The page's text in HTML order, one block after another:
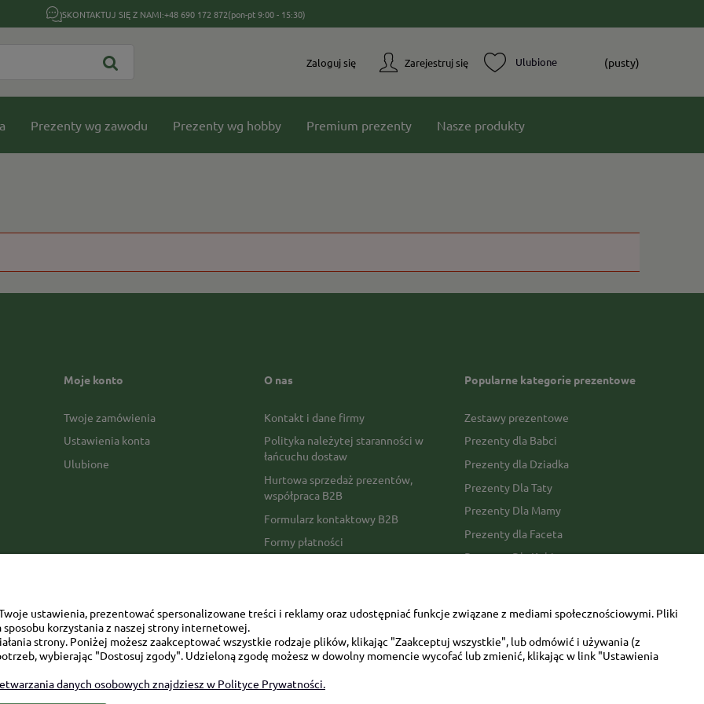
SKONTAKTUJ SIĘ Z NAMI:+48 690 172 872(pon-pt 9:00 - 15:30)
Zarejestruj się
Zaloguj się (pusty)
Prezenty wg zawodu Prezenty wg hobby Premium prezenty Nasze produkty
Moje konto
Twoje zamówienia
Ustawienia konta
Ulubione
O nas
Kontakt i dane firmy
Polityka należytej staranności w
łańcuchu dostaw
Hurtowa sprzedaż prezentów,
współpraca B2B
Formularz kontaktowy B2B
Formy płatności
Opinie Trustmate
Mapa kategorii
Popularne kategorie prezentowe
Zestawy prezentowe
Prezenty dla Babci
Prezenty dla Dziadka
Prezenty Dla Taty
Prezenty Dla Mamy
Prezenty dla Faceta
Prezenty Dla Kobiety
ustawienia, prezentować spersonalizowane treści i reklamy oraz udostępniać funkcje związane z mediami społecznościowymi. Pliki
korzystania z naszej strony internetowej.
strony. Poniżej możesz zaakceptować wszystkie rodzaje plików, klikając "Zaakceptuj wszystkie", lub odmówić i używania (z
wybierając "Dostosuj zgody". Udzieloną zgodę możesz w dowolny momencie wycofać lub zmienić, klikając w link "Ustawienia
danych osobowych znajdziesz w Polityce Prywatności.